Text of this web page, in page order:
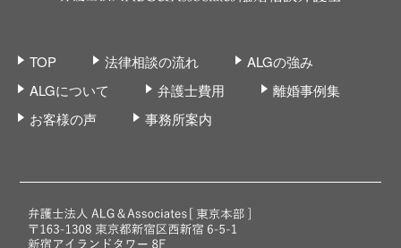
TOP 法律相談の流れ
ALGの強み
ALGについて
弁護士費用
離婚事例集
お客様の声
事務所案内